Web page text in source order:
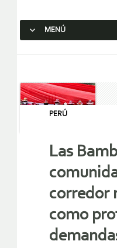
MENÚ
PERÚ
Las
corredor
como